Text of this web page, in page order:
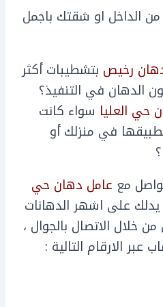
الداخل او شقتك باجمل
رخيص بتشطيبات أكثر
الدهان في التنفيذ؟
حي العليا سواء كانت
في منزلك أو
مع عامل دهان حي
يدلك على اشهر الدهانات
خلال الاتصال بالجوال ،
عبر الارقام التالية :